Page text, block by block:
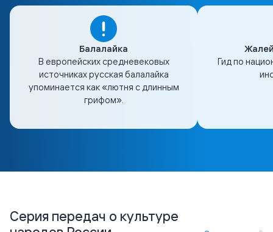
Балалайка
В европейских средневековых
источниках русская балалайка
упоминается как «лютня с длинным
грифом».
Гид по
Серия передач о культуре